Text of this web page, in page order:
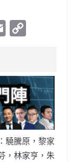
E
l y
Li
n
k
驍騰原，黎家
，林家亨，朱